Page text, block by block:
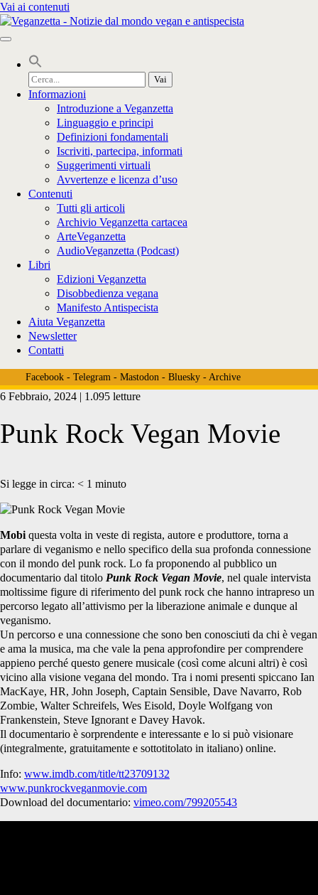
Vai ai contenuti
Cerca
per:
Informazioni
Introduzione a Veganzetta
Linguaggio e principi
Definizioni fondamentali
Iscriviti, partecipa, informati
Suggerimenti virtuali
Avvertenze e licenza d’uso
Contenuti
Tutti gli articoli
Archivio Veganzetta cartacea
ArteVeganzetta
AudioVeganzetta (Podcast)
Libri
Edizioni Veganzetta
Disobbedienza vegana
Manifesto Antispecista
Aiuta Veganzetta
Newsletter
Contatti
Facebook- Telegram- Mastodon- Bluesky- Archive
6 Febbraio, 2024 | 1.095 letture
Punk Rock Vegan Movie
Si legge in circa: < 1 minuto
Mobi questa volta in veste di regista, autore e produttore, torna a
parlare di veganismo e nello specifico della sua profonda connessione
con il mondo del punk rock. Lo fa proponendo al pubblico un
documentario dal titolo Punk Rock Vegan Movie, nel quale intervista
moltissime figure di riferimento del punk rock che hanno intrapreso un
percorso legato all’attivismo per la liberazione animale e dunque al
veganismo.
Un percorso e una connessione che sono ben conosciuti da chi è vegan
e ama la musica, ma che vale la pena approfondire per comprendere
appieno perché questo genere musicale (così come alcuni altri) è così
vicino alla visione vegana del mondo. Tra i nomi presenti spiccano Ian
MacKaye, HR, John Joseph, Captain Sensible, Dave Navarro, Rob
Zombie, Walter Schreifels, Wes Eisold, Doyle Wolfgang von
Frankenstein, Steve Ignorant e Davey Havok.
Il documentario è sorprendente e interessante e lo si può visionare
(integralmente, gratuitamente e sottotitolato in italiano) online.
Info: www.imdb.com/title/tt23709132
www.punkrockveganmovie.com
Download del documentario: vimeo.com/799205543